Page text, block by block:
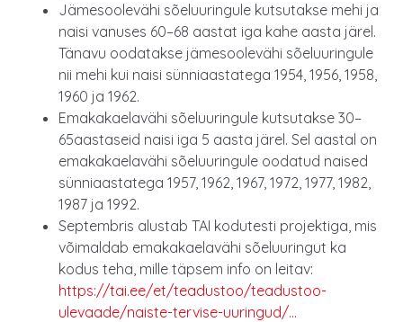
Jämesoolevähi sõeluuringule kutsutakse mehi ja
naisi vanuses 60–68 aastat iga kahe aasta järel.
Tänavu oodatakse jämesoolevähi sõeluuringule
nii mehi kui naisi sünniaastatega 1954, 1956, 1958,
1960 ja 1962.
Emakakaelavähi sõeluuringule kutsutakse 30–
65aastaseid naisi iga 5 aasta järel. Sel aastal on
emakakaelavähi sõeluuringule oodatud naised
sünniaastatega 1957, 1962, 1967, 1972, 1977, 1982,
1987 ja 1992.
Septembris alustab TAI kodutesti projektiga, mis
võimaldab emakakaelavähi sõeluuringut ka
kodus teha, mille täpsem info on leitav:
https://tai.ee/et/teadustoo/teadustoo-
ulevaade/naiste-tervise-uuringud/…